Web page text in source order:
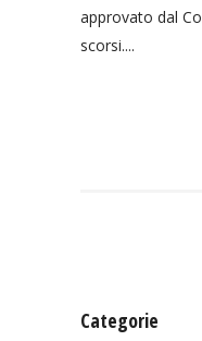
approvato dal
scorsi....
Categorie